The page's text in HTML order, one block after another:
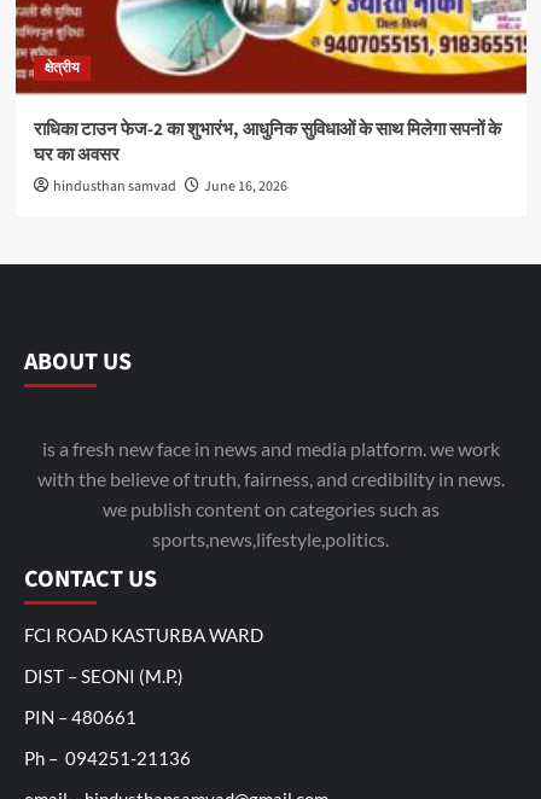
क्षेत्रीय
राधिका टाउन फेज-2 का शुभारंभ, आधुनिक सुविधाओं के साथ मिलेगा सपनों के
घर का अवसर
hindusthan samvad June 16, 2026
ABOUT US
is a fresh new face in news and media platform. we work
with the believe of truth, fairness, and credibility in news.
we publish content on categories such as
sports,news,lifestyle,politics.
CONTACT US
FCI ROAD KASTURBA WARD
DIST – SEONI (M.P.)
PIN – 480661
Ph – 094251-21136